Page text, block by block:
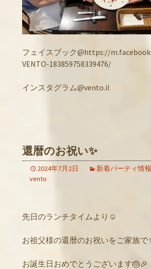
フェイスブック@https://
VENTO-183859758339476/
インスタグラム@vento.il
還暦のお祝い✨
2024年7月2日 新着パーティ情報
vento
先日のランチタイムより☺️
お祖父様の還暦のお祝いをご家族で
お誕生日おめでとうございます🎂🎉